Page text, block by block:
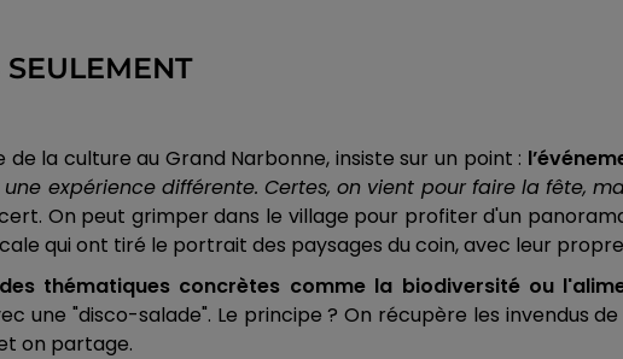
la culture au Grand Narbonne, insiste sur un point :
expérience différente. Certes, on vient pour faire la fête,
On peut grimper dans le village pour profiter d'un
qui ont tiré le portrait des paysages du coin, avec leur
des thématiques concrètes comme la biodiversité ou
une "disco-salade". Le principe ? On récupère les invendus
on partage.